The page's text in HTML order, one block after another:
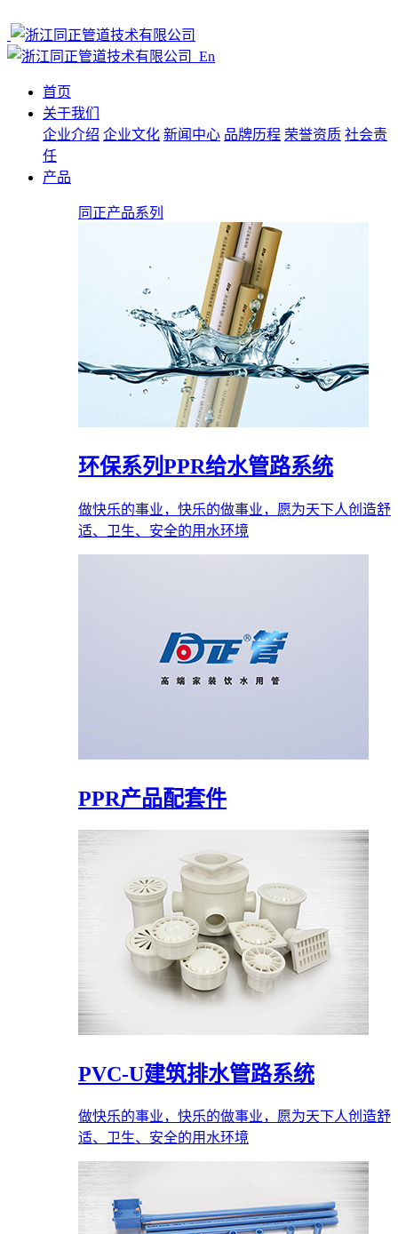
En
首页
关于我们
企业介绍 企业文化 新闻中心 品牌历程 荣誉资质 社会责
任
产品
同正产品系列
环保系列PPR给水管路系统
做快乐的事业，快乐的做事业，愿为天下人创造舒
适、卫生、安全的用水环境
PPR产品配套件
PVC-U建筑排水管路系统
做快乐的事业，快乐的做事业，愿为天下人创造舒
适、卫生、安全的用水环境